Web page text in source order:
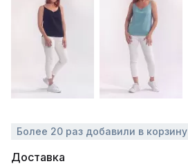
Более 20 раз добавили в корзину
Доставка